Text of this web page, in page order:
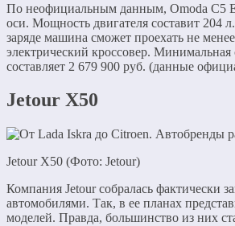
По неофициальным данным, Omoda C5
оси. Мощность двигателя составит 204
заряде машина сможет проехать не
электрический кроссовер.
составляет 2 679 900 руб. (данные
Jetour X50
Jetour X50 (Фото: Jetour)
Компания Jetour собралась фактически
автомобилями. Так, в ее планах
моделей. Правда, большинство из них